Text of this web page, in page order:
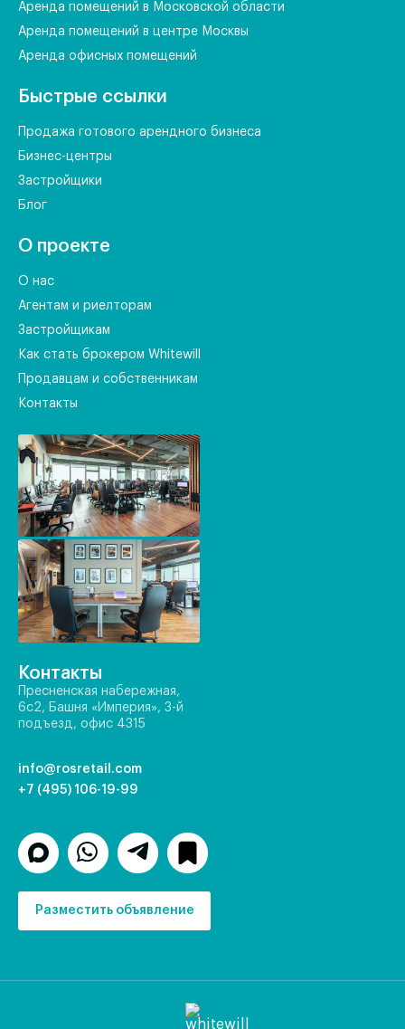
Аренда помещений в Московской области
Аренда помещений в центре Москвы
Аренда офисных помещений
Быстрые ссылки
Продажа готового арендного бизнеса
Бизнес-центры
Застройщики
Блог
О проекте
О нас
Агентам и риелторам
Застройщикам
Как стать брокером Whitewill
Продавцам и собственникам
Контакты
Контакты
Пресненская набережная,
6с2, Башня «Империя», 3-й
подъезд, офис 4315
info@rosretail.com
+7 (495) 106-19-99
Разместить объявление